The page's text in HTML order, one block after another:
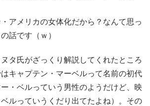
アメリカの女体化だから？なんて思っ
話です（ｗ）
タ氏がざっくり解説してくれたところ
キャプテン・マーベルって名前の初代
・ベルっていう男性のようだけど、映
ルっていうくだり出てたよね）。その